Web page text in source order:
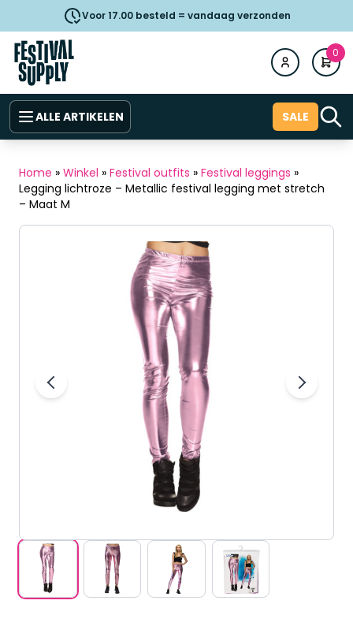
Voor 17.00 besteld = vandaag verzonden
0
ALLE ARTIKELEN SALE
Home » Winkel » Festival outfits » Festival leggings »
Legging lichtroze – Metallic festival legging met stretch
– Maat M